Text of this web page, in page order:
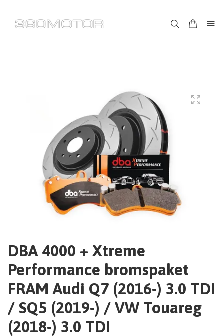
DBA 4000 + Xtreme
Performance bromspaket
FRAM Audi Q7 (2016-) 3.0 TDI
/ SQ5 (2019-) / VW Touareg
(2018-) 3.0 TDI